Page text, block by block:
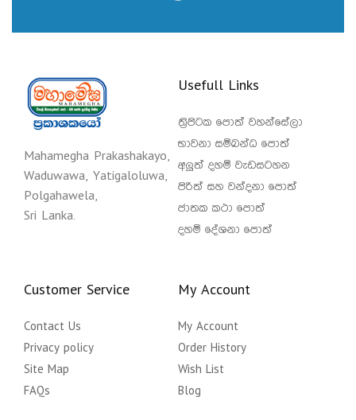
Mahamegha Prakashakayo,
Waduwawa, Yatigaloluwa,
Polgahawela,
Sri Lanka.
Usefull Links
ත්‍රිපිටක පොත් වහන්සේලා
භාවනා සම්බන්ධ පොත්
අලුත් දහම් වැඩසටහන
පිරිත් සහ වන්දනා පොත්
ජාතක කථා පොත්
දහම් දේශනා පොත්
Customer Service
Contact Us
Privacy policy
Site Map
FAQs
My Account
My Account
Order History
Wish List
Blog